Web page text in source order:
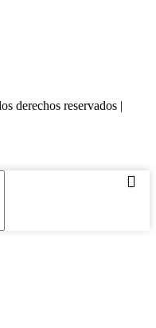
derechos reservados |